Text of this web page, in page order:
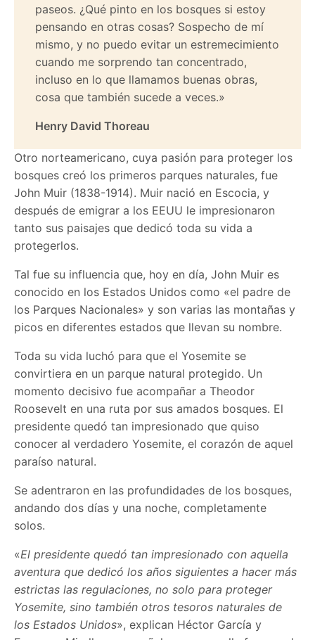
paseos. ¿Qué pinto en los bosques si estoy
pensando en otras cosas? Sospecho de mí
mismo, y no puedo evitar un estremecimiento
cuando me sorprendo tan concentrado,
incluso en lo que llamamos buenas obras,
cosa que también sucede a veces.»
Henry David Thoreau
Otro norteamericano, cuya pasión para proteger los
bosques creó los primeros parques naturales, fue
John Muir (1838-1914). Muir nació en Escocia, y
después de emigrar a los EEUU le impresionaron
tanto sus paisajes que dedicó toda su vida a
protegerlos.
Tal fue su influencia que, hoy en día, John Muir es
conocido en los Estados Unidos como «el padre de
los Parques Nacionales» y son varias las montañas y
picos en diferentes estados que llevan su nombre.
Toda su vida luchó para que el Yosemite se
convirtiera en un parque natural protegido. Un
momento decisivo fue acompañar a Theodor
Roosevelt en una ruta por sus amados bosques. El
presidente quedó tan impresionado que quiso
conocer al verdadero Yosemite, el corazón de aquel
paraíso natural.
Se adentraron en las profundidades de los bosques,
andando dos días y una noche, completamente
solos.
«El presidente quedó tan impresionado con aquella
aventura que dedicó los años siguientes a hacer más
estrictas las regulaciones, no solo para proteger
Yosemite, sino también otros tesoros naturales de
los Estados Unidos», explican Héctor García y